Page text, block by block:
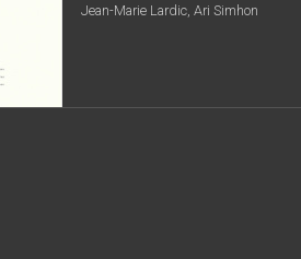
Jean-Marie Lardic, Ari Simhon